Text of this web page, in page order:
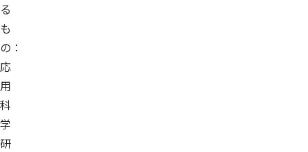
る
も
の：
応
用
科
学
研